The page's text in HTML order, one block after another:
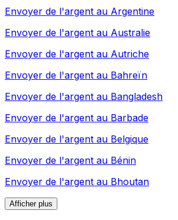
Envoyer de l'argent au Argentine
Envoyer de l'argent au Australie
Envoyer de l'argent au Autriche
Envoyer de l'argent au Bahreïn
Envoyer de l'argent au Bangladesh
Envoyer de l'argent au Barbade
Envoyer de l'argent au Belgique
Envoyer de l'argent au Bénin
Envoyer de l'argent au Bhoutan
Afficher plus